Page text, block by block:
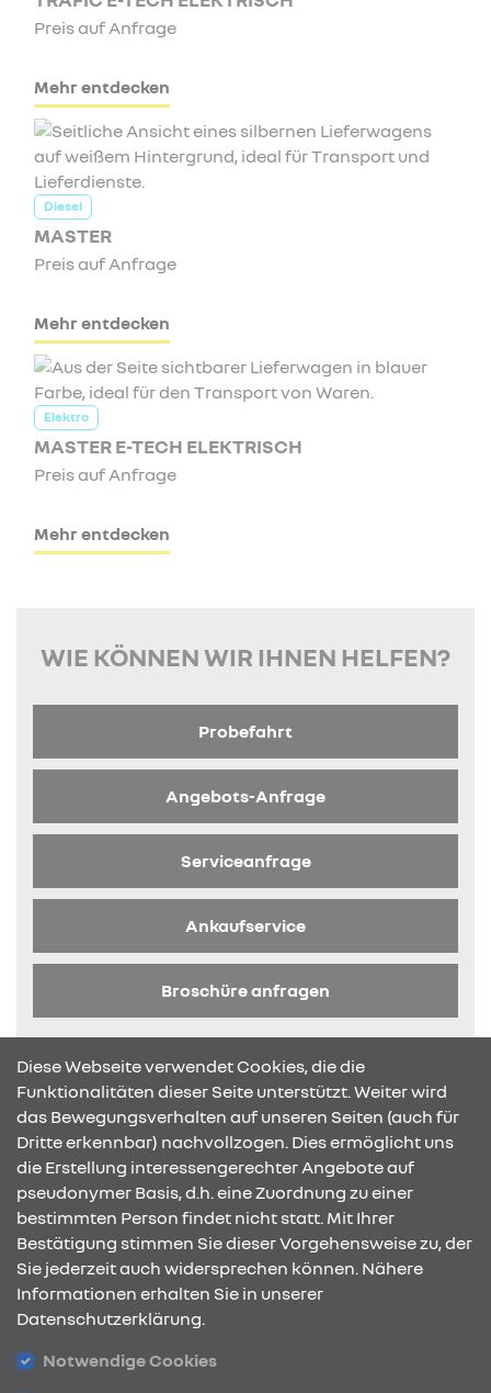
Preis auf Anfrage
Mehr entdecken
Diesel
MASTER
Preis auf Anfrage
Mehr entdecken
Elektro
MASTER E-TECH ELEKTRISCH
Preis auf Anfrage
Mehr entdecken
WIE KÖNNEN WIR IHNEN HELFEN?
Probefahrt
Angebots-Anfrage
Serviceanfrage
Ankaufservice
Broschüre anfragen
KONTAKT & ANFAHRT
ÖFFNUNGSZEITEN
Diese Webseite verwendet Cookies, die die
Funktionalitäten dieser Seite unterstützt. Weiter wird
das Bewegungsverhalten auf unseren Seiten (auch für
Dritte erkennbar) nachvollzogen. Dies ermöglicht uns
die Erstellung interessengerechter Angebote auf
pseudonymer Basis, d.h. eine Zuordnung zu einer
bestimmten Person findet nicht statt. Mit Ihrer
Bestätigung stimmen Sie dieser Vorgehensweise zu, der
Sie jederzeit auch widersprechen können. Nähere
Informationen erhalten Sie in unserer
Datenschutzerklärung.
Notwendige Cookies